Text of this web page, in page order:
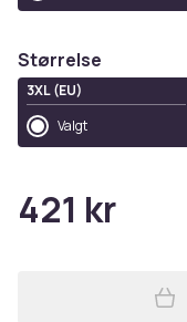
Størrelse
3XL (EU)
Valgt
421 kr